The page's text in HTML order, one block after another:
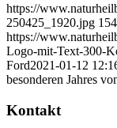
https://
250425_1920.jpg
https://
Logo-mit-Text-300-
Ford2021-01-12
besonderen Jahres
Kontakt